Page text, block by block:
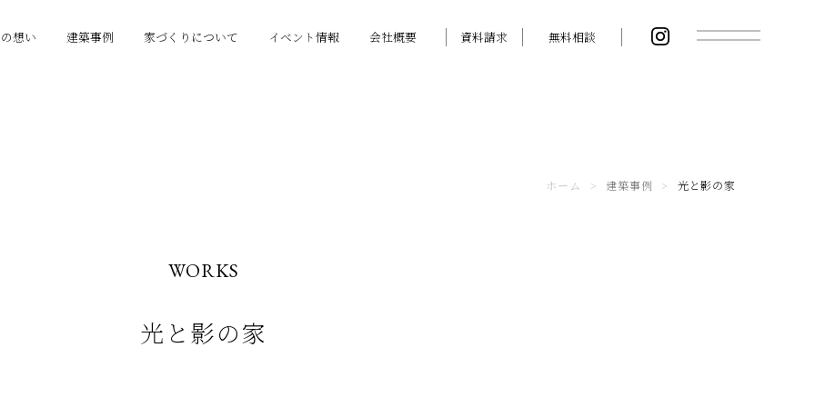
想い 建築事例 家づくりについて イベント情報 会社概要 資料請求 無料相談
ホーム > 建築事例 > 光と影の家
WORKS
光と影の家